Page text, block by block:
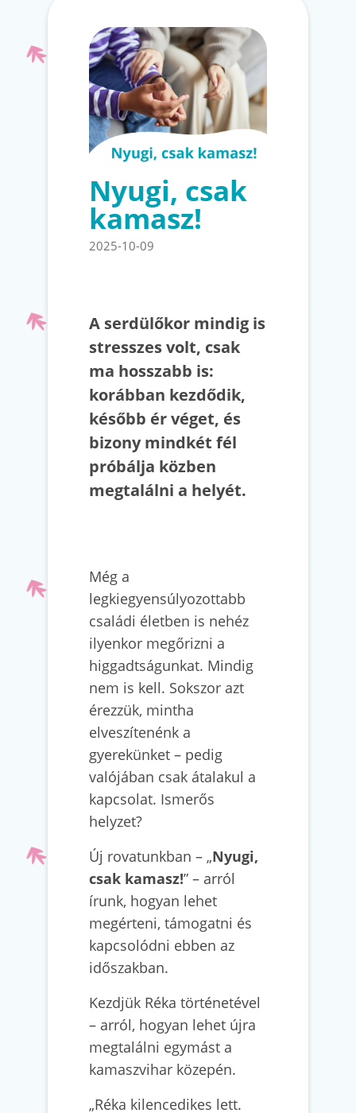
Nyugi, csak
kamasz!
2025-10-09
A serdülőkor mindig is
stresszes volt, csak
ma hosszabb is:
korábban kezdődik,
később ér véget, és
bizony mindkét fél
próbálja közben
megtalálni a helyét.
Még a
legkiegyensúlyozottabb
családi életben is nehéz
ilyenkor megőrizni a
higgadtságunkat. Mindig
nem is kell. Sokszor azt
érezzük, mintha
elveszítenénk a
gyerekünket – pedig
valójában csak átalakul a
kapcsolat. Ismerős
helyzet?
Új rovatunkban – „Nyugi,
csak kamasz!” – arról
írunk, hogyan lehet
megérteni, támogatni és
kapcsolódni ebben az
időszakban.
Kezdjük Réka történetével
– arról, hogyan lehet újra
megtalálni egymást a
kamaszvihar közepén.
„Réka kilencedikes lett.